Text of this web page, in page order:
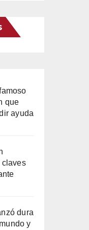
que
ayuda
claves
dura
y